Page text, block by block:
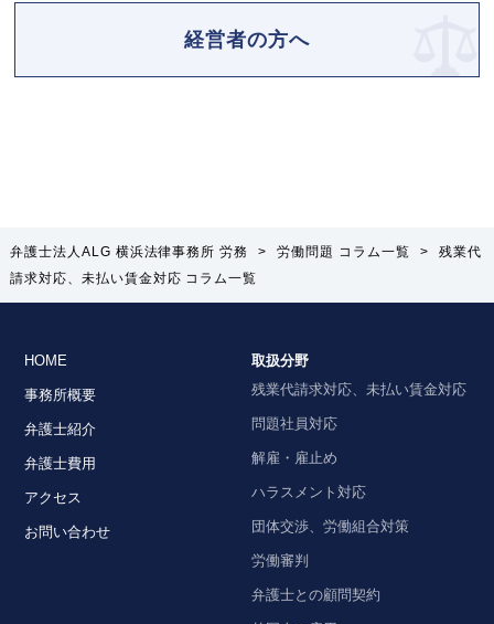
経営者の方へ
弁護士法人ALG 横浜法律事務所 労務 > 労働問題 コラム一覧 >
残業代
請求対応、 未払い賃金対応 コラム一覧
HOME
事務所概要
弁護士紹介
弁護士費用
アクセス
お問い合わせ
取扱分野
残業代請求対応、未払い賃金対応
問題社員対応
解雇・雇止め
ハラスメント対応
団体交渉、労働組合対策
労働審判
弁護士との顧問契約